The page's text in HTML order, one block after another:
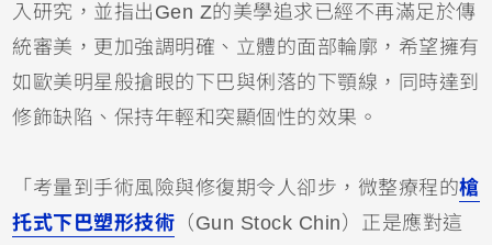
入研究，並指出Gen Z的美學追求已經不再滿足於傳
統審美，更加強調明確、立體的面部輪廓，希望擁有
如歐美明星般搶眼的下巴與俐落的下顎線，同時達到
修飾缺陷、保持年輕和突顯個性的效果。
「考量到手術風險與修復期令人卻步，微整療程的槍
托式下巴塑形技術 （Gun Stock Chin）正是應對這